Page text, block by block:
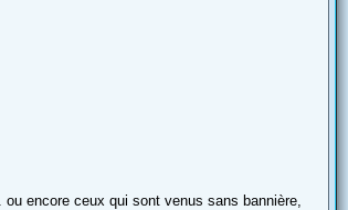
encore ceux qui sont venus sans bannière,